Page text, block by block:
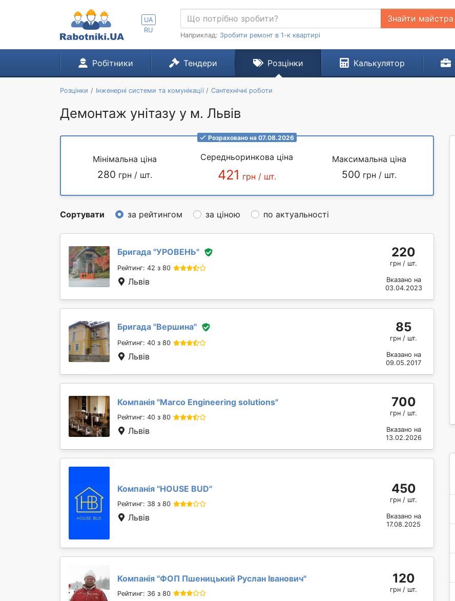
UA
RU
Знайти майстра
Наприклад: Зробити ремонт в 1-к квартирі
Робітники Тендери Розцінки Калькулятор
Розцінки Інженерні системи та комунікації Сантехнічні роботи
Демонтаж унітазу у м. Львів
Розраховано на 07.08.2026
Мінімальна ціна
280 грн / шт.
Середньоринкова ціна
421 грн / шт.
Максимальна ціна
500 грн / шт.
Сортувати за рейтингом за ціною по актуальності
Бригада "УРОВЕНЬ"
Рейтинг: 42 з 80
Львів
220
грн / шт.
Вказано на
03.04.2023
Бригада "Вершина"
Рейтинг: 40 з 80
Львів
85
грн / шт.
Вказано на
09.05.2017
Компанія "Marcо Engineering solutions"
Рейтинг: 40 з 80
Львів
700
грн / шт.
Вказано на
13.02.2026
Компанія "HOUSE BUD"
Рейтинг: 38 з 80
Львів
450
грн / шт.
Вказано на
17.08.2025
Компанія "ФОП Пшеницький Руслан Іванович"
Рейтинг: 36 з 80
120
грн / шт.